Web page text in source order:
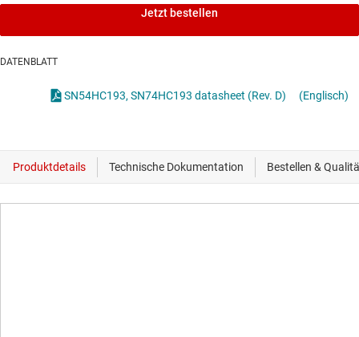
Jetzt bestellen
DATENBLATT
SN54HC193, SN74HC193 datasheet (Rev. D) (Englisch)